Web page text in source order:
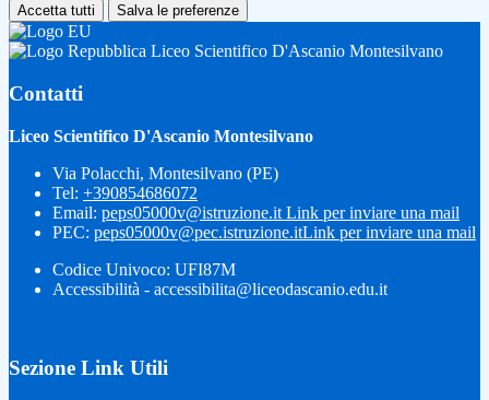
Accetta tutti Salva le preferenze
Liceo Scientifico D'Ascanio Montesilvano
Contatti
Liceo Scientifico D'Ascanio Montesilvano
Via Polacchi, Montesilvano (PE)
Tel: +390854686072
Email: peps05000v@istruzione.it Link per inviare una mail
PEC: peps05000v@pec.istruzione.itLink per inviare una mail
Codice Univoco: UFI87M
Accessibilità - accessibilita@liceodascanio.edu.it
Sezione Link Utili